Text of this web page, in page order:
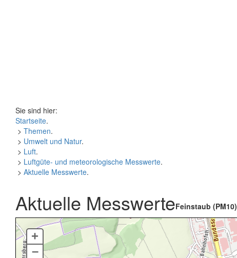
Sie sind hier:
Startseite.
> Themen.
> Umwelt und Natur.
> Luft.
> Luftgüte- und meteorologische Messwerte.
> Aktuelle Messwerte.
Aktuelle MesswerteFeinstaub (PM10)
+
–